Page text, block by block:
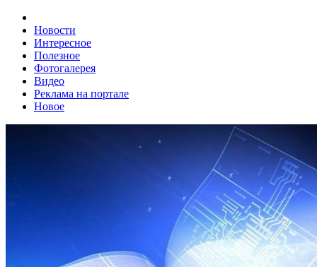
Новости
Интересное
Полезное
Фотогалерея
Видео
Реклама на портале
Новое